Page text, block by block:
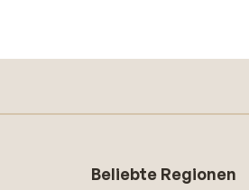
Beliebte Regionen